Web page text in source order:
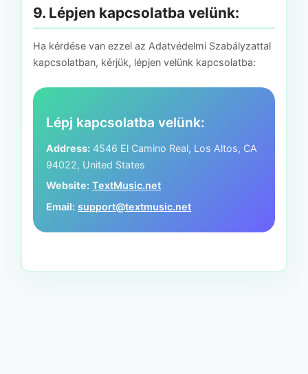
9. Lépjen kapcsolatba velünk:
Ha kérdése van ezzel az Adatvédelmi Szabályzattal
kapcsolatban, kérjük, lépjen velünk kapcsolatba:
Lépj kapcsolatba velünk:
Address: 4546 El Camino Real, Los Altos, CA
94022, United States
Website: TextMusic.net
Email: support@textmusic.net